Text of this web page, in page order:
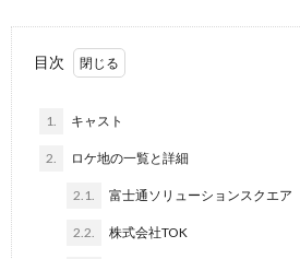
目次
1. キャスト
2. ロケ地の一覧と詳細
2.1. 富士通ソリューションスクエア
2.2. 株式会社TOK